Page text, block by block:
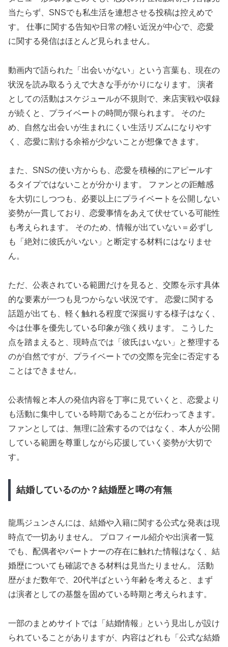
当たらず、SNSでも私生活を連想させる投稿は控えめで
す。 仕事に関する告知や日常の軽い近況が中心で、恋愛
に関する発信はほとんど見られません。
動画内で語られた「出会いがない」という言葉も、現在の
状況を読み取るうえで大きな手がかりになります。 演者
としての活動はスケジュールが不規則で、来店実戦や収録
が続くと、プライベートの時間が限られます。 そのた
め、自然な出会いが生まれにくい生活リズムになりやす
く、恋愛に割ける余裕が少ないことが想像できます。
また、SNSの使い方からも、恋愛を積極的にアピールす
るタイプではないことが分かります。 ファンとの距離感
を大切にしつつも、必要以上にプライベートを公開しない
姿勢が一貫しており、恋愛事情をあえて伏せている可能性
も考えられます。 そのため、情報が出ていない＝必ずし
も「絶対に彼氏がいない」と断定する材料にはなりませ
ん。
ただ、公表されている範囲だけを見ると、交際を示す具体
的な要素が一つも見つからない状況です。 恋愛に関する
話題が出ても、軽く触れる程度で深掘りする様子はなく、
今は仕事を優先している印象が強く残ります。 こうした
点を踏まえると、現時点では「彼氏はいない」と整理する
のが自然ですが、プライベートでの交際を完全に否定する
ことはできません。
公表情報と本人の発信内容を丁寧に見ていくと、恋愛より
も活動に集中している時期であることが伝わってきます。
ファンとしては、無理に詮索するのではなく、本人が公開
している範囲を尊重しながら応援していく姿勢が大切で
す。
結婚しているのか？結婚歴と噂の有無
龍馬ジュンさんには、結婚や入籍に関する公式な発表は現
時点で一切ありません。 プロフィール紹介や出演者一覧
でも、配偶者やパートナーの存在に触れた情報はなく、結
婚歴についても確認できる材料は見当たりません。 活動
歴がまだ数年で、20代半ばという年齢を考えると、まず
は演者としての基盤を固めている時期と考えられます。
一部のまとめサイトでは「結婚情報」という見出しが設け
られていることがありますが、内容はどれも「公式な結婚